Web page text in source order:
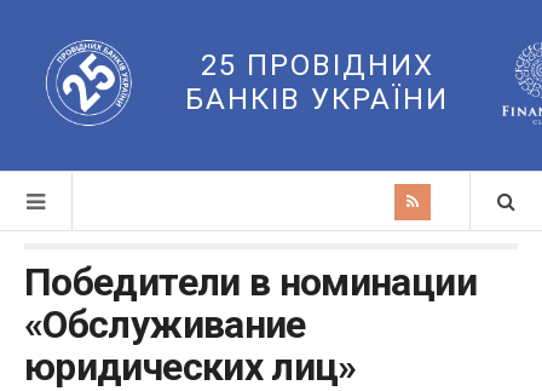
25 ПРОВІДНИХ
БАНКІВ УКРАЇНИ
Победители в номинации
«Обслуживание
юридических лиц»